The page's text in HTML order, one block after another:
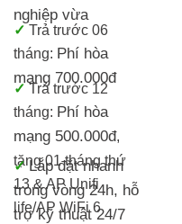
nghiệp vừa
✓ Trả trước 06
tháng: Phí hòa
mạng 700.000đ
✓ Trả trước 12
tháng: Phí hòa
mạng 500.000đ,
tặng 01 tháng thứ
13 & AP Unifi
life/AP WiFi 6
✓Lắp đặt nhanh
trong vòng 24h, hỗ
trợ kỹ thuật 24/7